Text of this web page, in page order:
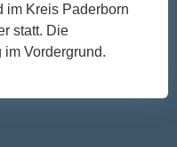
im Kreis Paderborn
statt. Die
im Vordergrund.